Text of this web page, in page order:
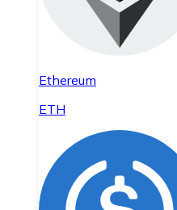
Ethereum
ETH